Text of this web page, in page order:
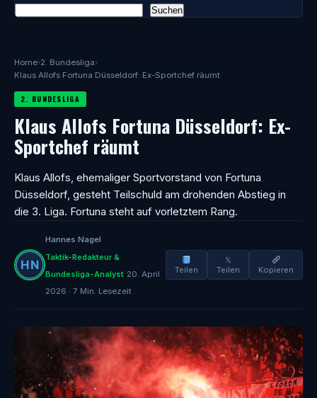
Home›2. Bundesliga›
Klaus Allofs Fortuna Düsseldorf: Ex-Sportchef räumt
2. BUNDESLIGA
Klaus Allofs Fortuna Düsseldorf: Ex-
Sportchef räumt
Klaus Allofs, ehemaliger Sportvorstand von Fortuna
Düsseldorf, gesteht Teilschuld am drohenden Abstieg in
die 3. Liga. Fortuna steht auf vorletztem Rang.
Hannes Nagel
Taktik-Redakteur &
Bundesliga-Analyst 20. April
2026 · 7 Min. Lesezeit
Teilen
𝕏
Teilen
Kopieren
Suchen